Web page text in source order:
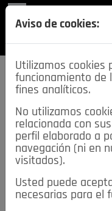
SECCIONES
≡NOTICIAS
Aviso de cookies:
Utilizamos cookies
funcionamiento de
fines analíticos.
No utilizamos
relacionada con
perfil elaborado a
navegación (ni en
visitados).
Usted puede
necesarias para el